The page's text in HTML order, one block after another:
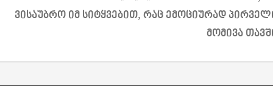
ვისაუბრო იმ სიტყვებით, რაც ემოციურად
მომივა